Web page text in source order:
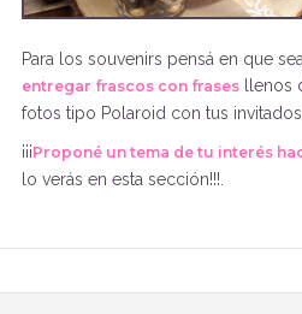
Para los souvenirs pensá en que
entregar frascos con frasesllenos
fotos tipo Polaroid con tus invitados.
¡¡¡Proponé un tema de tu interés
lo verás en esta sección!!!.